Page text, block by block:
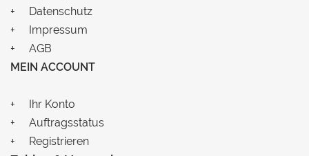
Datenschutz
Impressum
AGB
MEIN ACCOUNT
Ihr Konto
Auftragsstatus
Registrieren